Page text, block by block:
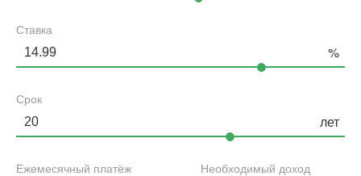
Ставка
Срок
Ежемесячный платёж Необходимый доход